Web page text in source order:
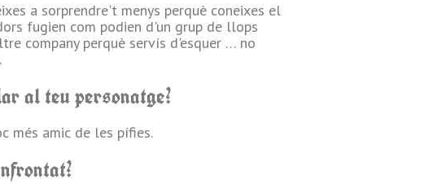
a sorprendre't menys perquè coneixes el
fugien com podien d'un grup de llops
company perquè servís d'esquer … no
al teu personatge?
més amic de les pífies.